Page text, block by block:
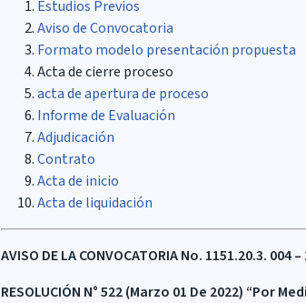
Estudios Previos
Aviso de Convocatoria
Formato modelo presentación propuesta
Acta de cierre proceso
acta de apertura de proceso
Informe de Evaluación
Adjudicación
Contrato
Acta de inicio
Acta de liquidación
AVISO DE LA CONVOCATORIA No. 1151.20.3. 004
RESOLUCIÓN N° 522 (Marzo 01 De 2022) “Por